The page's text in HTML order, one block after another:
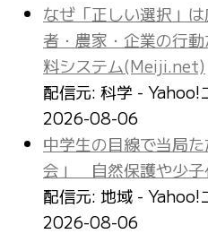
なぜ「正しい選択」
者・農家・企業の行
料システム(Meiji.net)
配信元: 科学 - Yahoo!
2026-08-06
中学生の目線で当局
会」 自然保護や少子
配信元: 地域 - Yahoo!
2026-08-06